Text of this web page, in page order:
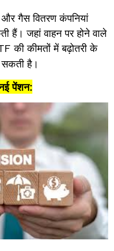
गैस वितरण कंपनियां
हैं। जहां वाहन पर होने वाले
की कीमतों में बढ़ोतरी के
सकती है।
पेंशन: